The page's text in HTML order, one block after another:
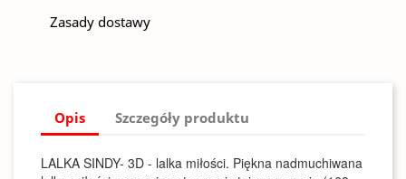
Zasady dostawy
Opis Szczegóły produktu
LALKA SINDY- 3D - lalka miłości. Piękna nadmuchiwana